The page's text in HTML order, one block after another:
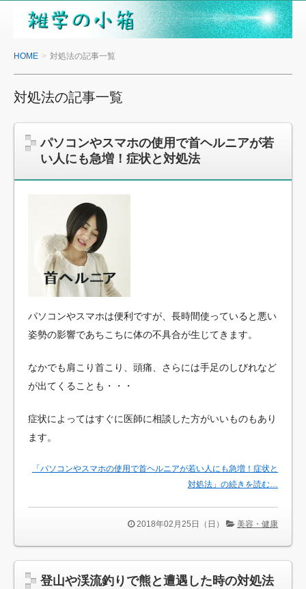
雑
の
小
箱
HOME 対処法の記事一覧
対処法の記事一覧
パソコンやスマホの使用で首ヘルニアが若
い人にも急増！症状と対処法
パソコンやスマホは便利ですが、長時間使っていると悪い
姿勢の影響であちこちに体の不具合が生じてきます。
なかでも肩こり首こり、頭痛、さらには手足のしびれなど
が出てくることも・・・
症状によってはすぐに医師に相談した方がいいものもあり
ます。
「パソコンやスマホの使用で首ヘルニアが若い人にも急増！症状と
対処法」の続きを読む…
2018年02月25日（日） 美容・健康
登山や渓流釣りで熊と遭遇した時の対処法